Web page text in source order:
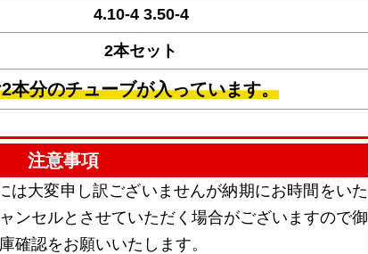
4.10-4 3.50-4
2本セット
本分のチューブが入っています。
注意事項
は大変申し訳ございませんが納期にお時間をいた
ンセルとさせていただく場合がございますので御
確認をお願いいたします。